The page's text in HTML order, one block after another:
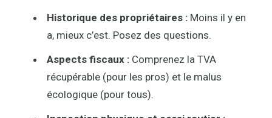
Historique des propriétaires : Moins il y en
a, mieux c’est. Posez des questions.
Aspects fiscaux : Comprenez la TVA
récupérable (pour les pros) et le malus
écologique (pour tous).